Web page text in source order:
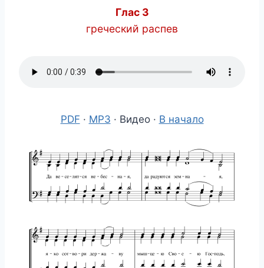
Глас 3
греческий распев
PDF · MP3 · Видео · В начало